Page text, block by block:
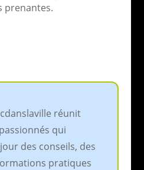
prenantes.
réunit
qui
des conseils, des
pratiques